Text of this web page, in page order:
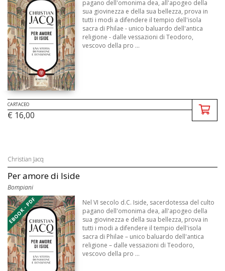
pagano dell'omonima dea, all'apogeo della
sua giovinezza e della sua bellezza, prova in
tutti i modi a difendere il tempio dell'isola
sacra di Philae - unico baluardo dell'antica
religione - dalle vessazioni di Teodoro,
vescovo della pro ...
CARTACEO
€ 16,00
Christian Jacq
Per amore di Iside
Bompiani
EBOOK - PDF
Nel VI secolo d.C. Iside, sacerdotessa del culto
pagano dell'omonima dea, all'apogeo della
sua giovinezza e della sua bellezza, prova in
tutti i modi a difendere il tempio dell'isola
sacra di Philae – unico baluardo dell'antica
religione – dalle vessazioni di Teodoro,
vescovo della pro ...